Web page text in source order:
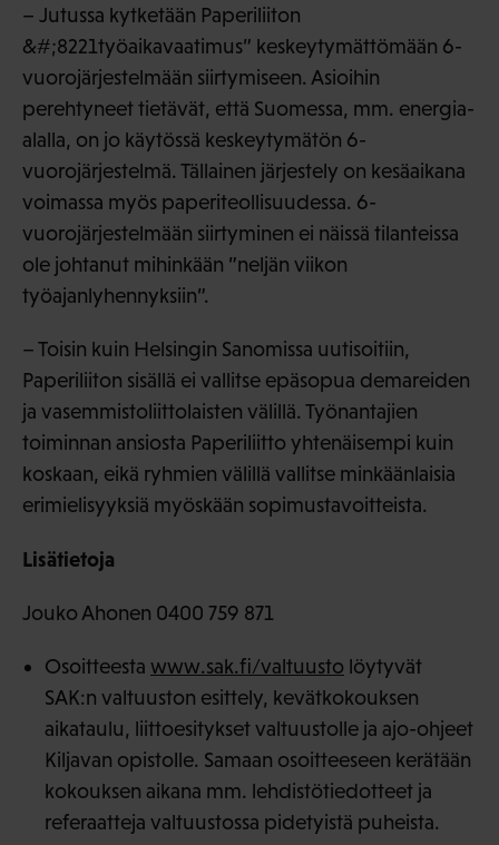
– Jutussa kytketään Paperiliiton
&#;8221työaikavaatimus” keskeytymättömään 6-
vuorojärjestelmään siirtymiseen. Asioihin
perehtyneet tietävät, että Suomessa, mm. energia-
alalla, on jo käytössä keskeytymätön 6-
vuorojärjestelmä. Tällainen järjestely on kesäaikana
voimassa myös paperiteollisuudessa. 6-
vuorojärjestelmään siirtyminen ei näissä tilanteissa
ole johtanut mihinkään ”neljän viikon
työajanlyhennyksiin”.
– Toisin kuin Helsingin Sanomissa uutisoitiin,
Paperiliiton sisällä ei vallitse epäsopua demareiden
ja vasemmistoliittolaisten välillä. Työnantajien
toiminnan ansiosta Paperiliitto yhtenäisempi kuin
koskaan, eikä ryhmien välillä vallitse minkäänlaisia
erimielisyyksiä myöskään sopimustavoitteista.
Lisätietoja
Jouko Ahonen 0400 759 871
Osoitteesta www.sak.fi/valtuusto löytyvät
SAK:n valtuuston esittely, kevätkokouksen
aikataulu, liittoesitykset valtuustolle ja ajo-ohjeet
Kiljavan opistolle. Samaan osoitteeseen kerätään
kokouksen aikana mm. lehdistötiedotteet ja
referaatteja valtuustossa pidetyistä puheista.